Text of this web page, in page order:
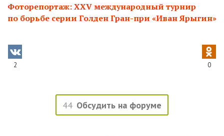
Фоторепортаж: XXV международный турнир
по борьбе серии Голден Гран-при «Иван Ярыгин»
2 0
44 Обсудить на форуме